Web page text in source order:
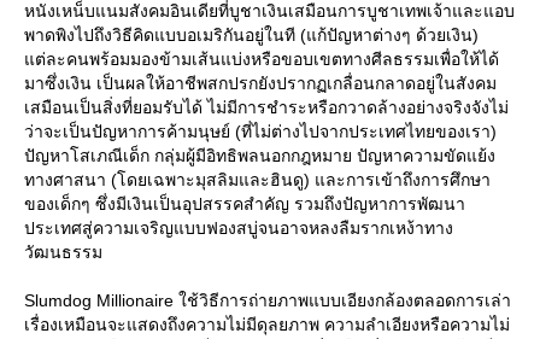
หนังเหน็บแนมสังคมอินเดียที่บูชาเงินเสมือนการบูชาเทพเจ้าและแอบ
พาดพิงไปถึงวิธีคิดแบบอเมริกันอยู่ในที (แก้ปัญหาต่างๆ ด้วยเงิน)
ต่ละคนพร้อมมองข้ามเส้นแบ่งหรือขอบเขตทางศีลธรรมเพื่อให้ได้
มาซึ่งเงิน เป็นผลให้อาชีพสกปรกยังปรากฏเกลื่อนกลาดอยู่ในสังคม
เสมือนเป็นสิ่งที่ยอมรับได้ ไม่มีการชำระหรือกวาดล้างอย่างจริงจังไม่
ว่าจะเป็นปัญหาการค้ามนุษย์ (ที่ไม่ต่างไปจากประเทศไทยของเรา)
ปัญหาโสเภณีเด็ก กลุ่มผู้มีอิทธิพลนอกกฎหมาย ปัญหาความขัดแย้ง
ทางศาสนา (โดยเฉพาะมุสลิมและฮินดู) และการเข้าถึงการศึกษา
ของเด็กๆ ซึ่งมีเงินเป็นอุปสรรคสำคัญ รวมถึงปัญหาการพัฒนา
ประเทศสู่ความเจริญแบบฟองสบู่จนอาจหลงลืมรากเหง้าทาง
วัฒนธรรม
Slumdog Millionaire ใช้วิธีการถ่ายภาพแบบเอียงกล้องตลอดการเล่า
เรื่องเหมือนจะแสดงถึงความไม่มีดุลยภาพ ความลำเอียงหรือความไม่